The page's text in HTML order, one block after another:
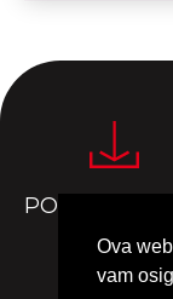
Ova
vam
POL optic